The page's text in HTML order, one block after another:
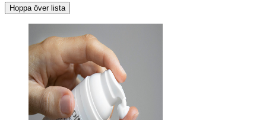
Hoppa över lista